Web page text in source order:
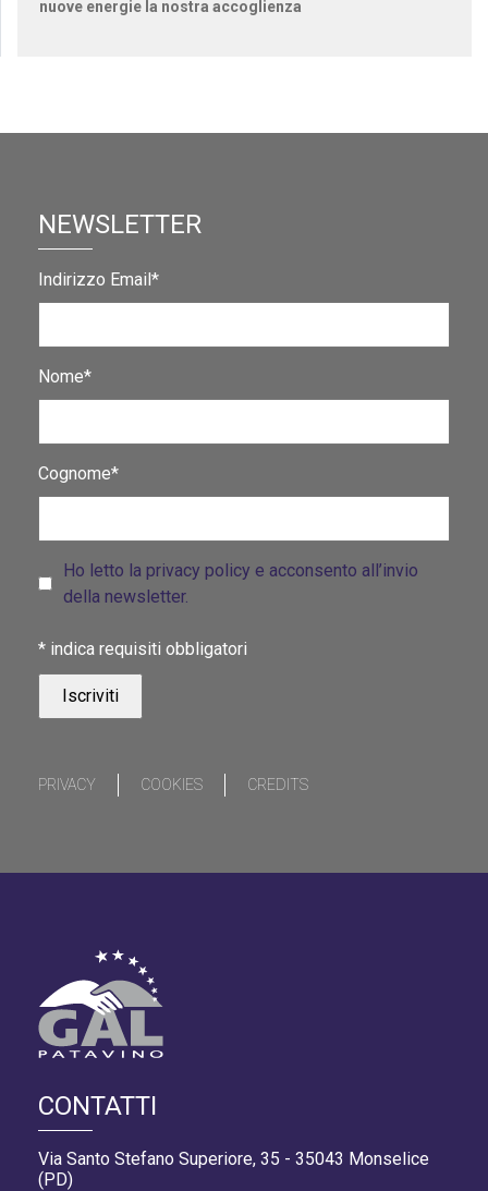
nuove energie la nostra accoglienza
CONTATTI
Via Santo Stefano Superiore, 35 - 35043 Monselice
(PD)
NEWSLETTER
Indirizzo Email*
Nome*
Cognome*
Ho letto la privacy policy e acconsento all’invio
della newsletter.
* indica requisiti obbligatori
PRIVACY COOKIES CREDITS